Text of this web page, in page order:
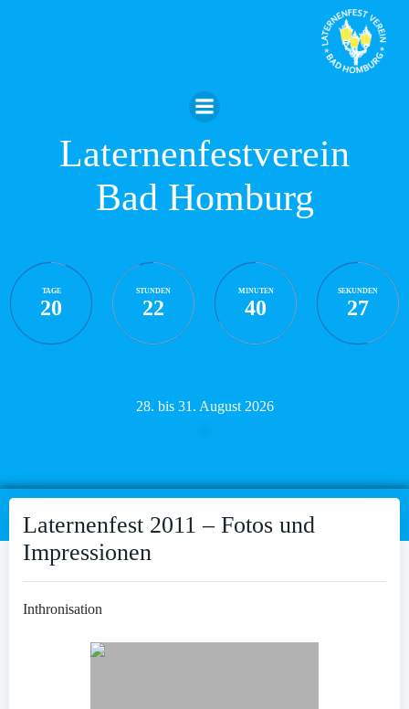
Laternenfestverein
Bad Homburg
TAGE
20
STUNDEN
22
MINUTEN
40
SEKUNDEN
27
28. bis 31. August 2026
Laternenfest 2011 – Fotos und
Impressionen
Inthronisation